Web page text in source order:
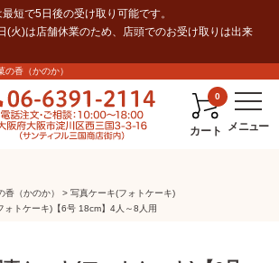
短で5日後の受け取り可能です。
火)は店舗休業のため、店頭でのお受け取りは出来
香（かのか）
0
カート
⾹（かのか）
写真ケーキ(フォトケーキ)
ォトケーキ)【6号 18cm】4人～8人用